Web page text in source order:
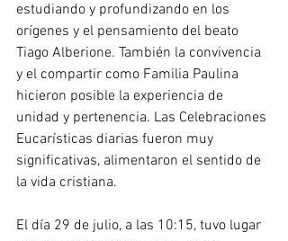
estudiando y profundizando en los
orígenes y el pensamiento del beato
Tiago Alberione. También la convivencia
y el compartir como Familia Paulina
hicieron posible la experiencia de
unidad y pertenencia. Las Celebraciones
Eucarísticas diarias fueron muy
significativas, alimentaron el sentido de
la vida cristiana.
El día 29 de julio, a las 10:15, tuvo lugar